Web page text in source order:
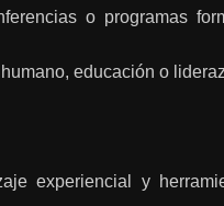
o programas
educación o
experiencial y